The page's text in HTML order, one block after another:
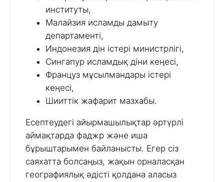
институты,
Малайзия исламды дамыту
департаменті,
Индонезия дін істері министрлігі,
Сингапур исламдық діни кеңесі,
Француз мұсылмандары істері
кеңесі,
Шииттік жафарит мазхабы.
Есептеудегі айырмашылықтар әртүрлі
аймақтарда фаджр және иша
бұрыштарымен байланысты. Егер сіз
саяхатта болсаңыз, жақын орналасқан
географиялық әдісті қолдана аласыз